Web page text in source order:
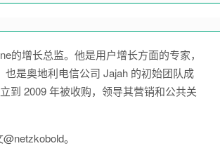
的增长总监。他是用户增长方面的专家，
也是奥地利电信公司 Jajah 的初始团队成
到 2009 年被收购，领导其营销和公共关
@netzkobold。